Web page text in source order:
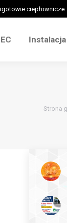
ciepłownicze
Jesteś
Strona